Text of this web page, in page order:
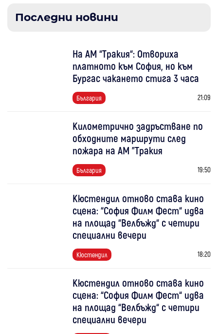
Последни новини
На АМ “Тракия“: Отвориха
платното към София, но към
Бургас чакането стига 3 часа
България 21:09
Километрично задръстване по
обходните маршрути след
пожара на АМ "Тракия
България 19:50
Кюстендил отново става кино
сцена: “София Филм Фест“ идва
на площад “Велбъжд“ с четири
специални вечери
Кюстендил 18:20
Кюстендил отново става кино
сцена: “София Филм Фест“ идва
на площад “Велбъжд“ с четири
специални вечери